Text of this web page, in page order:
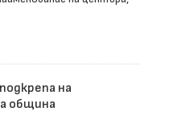
на
община